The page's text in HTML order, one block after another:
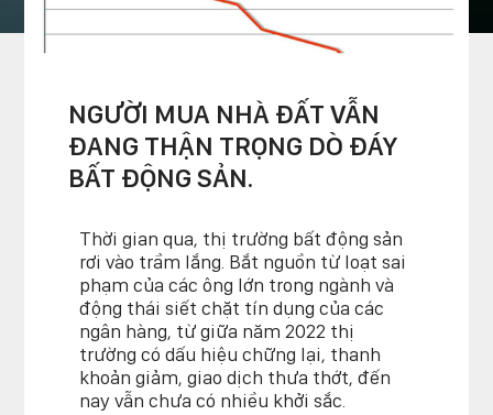
trang chủ » tin tức & sự kiện » tin thị trường
NGƯỜI MUA NHÀ ĐẤT VẪN
ĐANG THẬN TRỌNG DÒ ĐÁY
BẤT ĐỘNG SẢN.
Thời gian qua, thị trường bất động sản
rơi vào trầm lắng. Bắt nguồn từ loạt sai
phạm của các ông lớn trong ngành và
động thái siết chặt tín dụng của các
ngân hàng, từ giữa năm 2022 thị
trường có dấu hiệu chững lại, thanh
khoản giảm, giao dịch thưa thớt, đến
nay vẫn chưa có nhiều khởi sắc.